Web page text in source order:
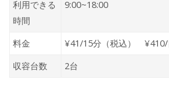
利用できる
時間
9:00~18:00
料金
¥41/15分（税込） ¥410/
収容台数
2台